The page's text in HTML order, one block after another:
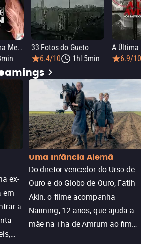
Infinite Icon: Uma Memória Visual
33 Fotos do Gueto
6.4/10
1h15min
6.9/10
ex-
em
a
Uma Infância Alemã
Do diretor vencedor do Urso de
Ouro e do Globo de Ouro, Fatih
Akin, o filme acompanha
Nanning, 12 anos, que ajuda a
mãe na ilha de Amrum ao fim